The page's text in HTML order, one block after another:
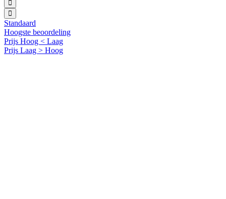
Standaard
Hoogste beoordeling
Prijs Hoog < Laag
Prijs Laag > Hoog